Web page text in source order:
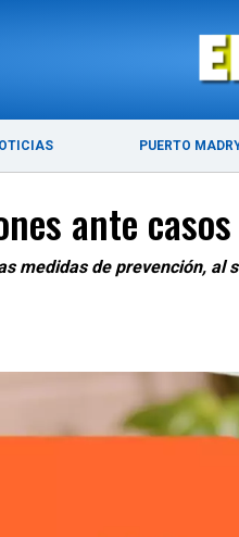
PUERTO
ante
medidas de prevención,